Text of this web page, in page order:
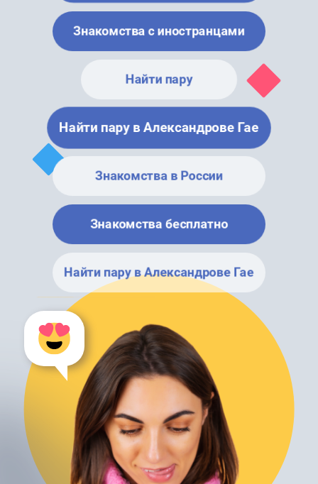
Знакомства с иностранцами
Найти пару
Найти пару в Александрове Гае
Знакомства в России
Знакомства бесплатно
Найти пару в Александрове Гае